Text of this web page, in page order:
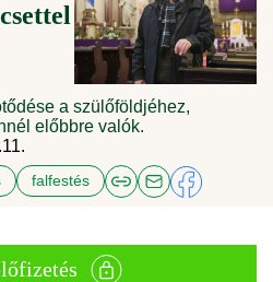
a szülőföldjéhez,
előbbre valók.
falfestés